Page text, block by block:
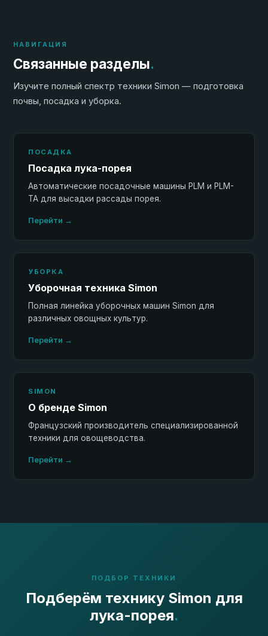
НАВИГАЦИЯ
Связанные разделы.
Изучите полный спектр техники Simon — подготовка
почвы, посадка и уборка.
ПОСАДКА
Посадка лука-порея
Автоматические посадочные машины PLM и PLM-
TA для высадки рассады порея.
Перейти →
УБОРКА
Уборочная техника Simon
Полная линейка уборочных машин Simon для
различных овощных культур.
Перейти →
SIMON
О бренде Simon
Французский производитель специализированной
техники для овощеводства.
Перейти →
ПОДБОР ТЕХНИКИ
Подберём технику Simon для
лука-порея.